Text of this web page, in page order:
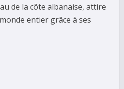
de la côte albanaise, attire
entier grâce à ses